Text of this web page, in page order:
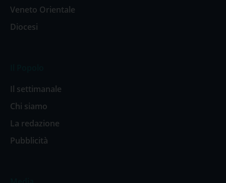
Veneto Orientale
Diocesi
Il settimanale
Chi siamo
La redazione
Pubblicità